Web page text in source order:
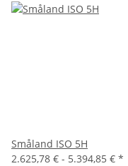
Småland ISO 5H
2.625,78 € - 5.394,85 € *